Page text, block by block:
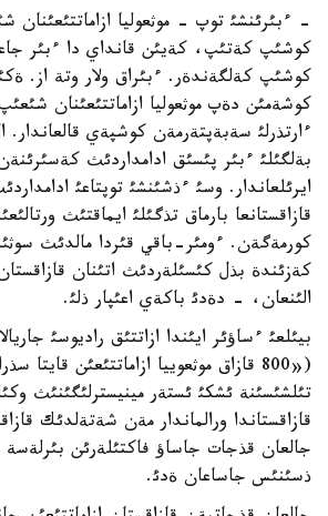
- ءبئرئنشئ توپ - موثعوليا ازاماتتئعئنان
كوشئپ كةتئپ، كةيئن قانداي دا ءبئر
كوشئپ كةلگةندةر. ءبئراق ولار وتة از.
كوشةمئن دةپ موثعوليا ازاماتتئعئنان
ءارتذرلئ سةبةپتةرمةن كوشپةي
بةلگئلئ ءبئر پئسئق ادامداردئث كةسئرئنةن
ايرئلعاندار. وسئ ءذشئنشئ توپتاعئ
قازاقستانعا بارماق تذگئلئ ايماقتئث
كورمةگةن. ءومئر-باقي قئردا مالدئث
كةزئندة بذل كئسئلةردئث اتئنان قازاقستان
الئنعان، - دةدئ باكةي اعئپار ذلئ.
بيئلعئ ءساؤئر ايئندا ازاتتئق راديوسئ
(«800 قازاق موثعوييا ازاماتتئعئن قايتا
تئلشئسئنة ئشكئ ئستةر مينيسترلئگئنئث
قازاقستاندا ورالماندار مةن شةتةلدئك
جالعان قذجات جاساؤ فاكتئلةرئن بئرلةسة
ذسئنئس جاساعان ةدئ.